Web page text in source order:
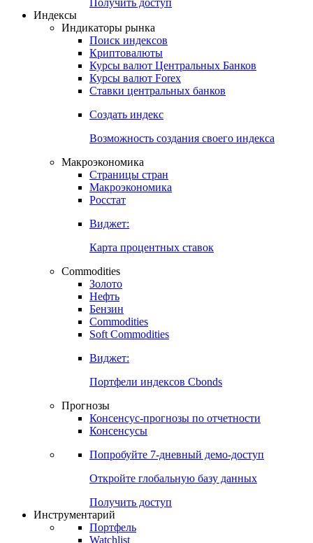
Попробуйте7-дневный
Откройте глобальную базу данных
Получить доступ
Индикаторы рынка
Поиск индексов
Курсы валют Центральных Банков
Ставки центральных банков
Создать индекс
Возможность создания своего индекса
Страницы стран
Росстат
Виджет:
Карта процентных ставок
Commodities
Золото
Бензин
Soft Commodities
Виджет:
Портфели индексов Cbonds
Прогнозы
Консенсусы
Попробуйте7-дневный
Откройте глобальную базу данных